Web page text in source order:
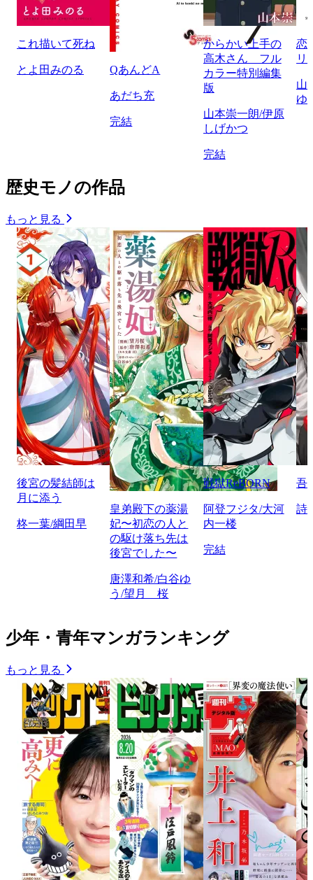
これ描いて死ね
とよ田みのる QあんどA
あだち充
完結
からかい上手の
高木さん フル
カラー特別編集
版
山本崇一朗/伊原
しげかつ
完結
恋
リ
山
ゆ
歴史モノの作品
もっと見る
後宮の髪結師は
月に添う
柊一葉/綱田早
皇弟殿下の薬湯
妃〜初恋の人と
の駆け落ち先は
後宮でした〜
唐澤和希/白谷ゆ
う/望月 桜
戦獄ReBORN
阿登フジタ/大河
内一楼
完結
吾
詩
少年・青年マンガランキング
もっと見る